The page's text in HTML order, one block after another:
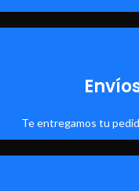
Te entregamos tu